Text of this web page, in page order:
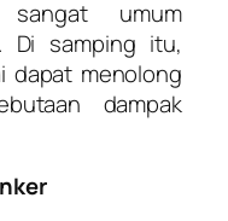
umum
Di samping itu,
dapat menolong
dampak